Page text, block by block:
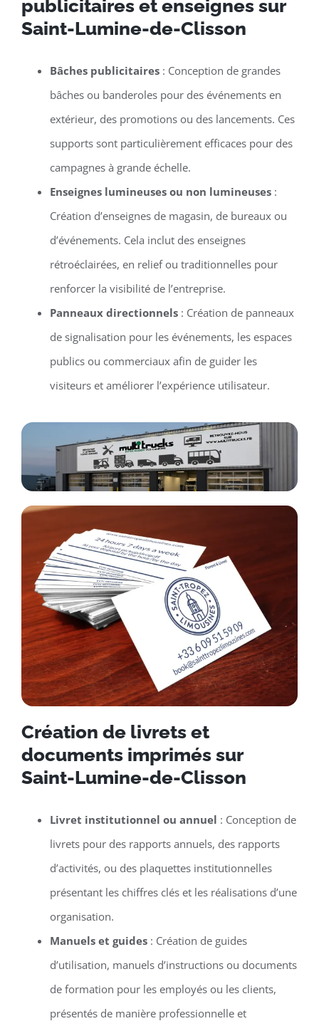
publicitaires et enseignes sur
Saint-Lumine-de-Clisson
Bâches publicitaires: Conception de grandes
bâches ou banderoles pour des événements en
extérieur, des promotions ou des lancements. Ces
supports sont particulièrement efficaces pour des
campagnes à grande échelle.
Enseignes lumineuses ou non lumineuses:
Création d’enseignes de magasin, de bureaux ou
d’événements. Cela inclut des enseignes
rétroéclairées, en relief ou traditionnelles pour
renforcer la visibilité de l’entreprise.
Panneaux directionnels: Création de panneaux
de signalisation pour les événements, les espaces
publics ou commerciaux afin de guider les
visiteurs et améliorer l’expérience utilisateur.
Création de livrets et
documents imprimés sur
Saint-Lumine-de-Clisson
Livret institutionnel ou annuel : Conception de
livrets pour des rapports annuels, des rapports
d’activités, ou des plaquettes institutionnelles
présentant les chiffres clés et les réalisations d’une
organisation.
Manuels et guides: Création de guides
d’utilisation, manuels d’instructions ou documents
de formation pour les employés ou les clients,
présentés de manière professionnelle et